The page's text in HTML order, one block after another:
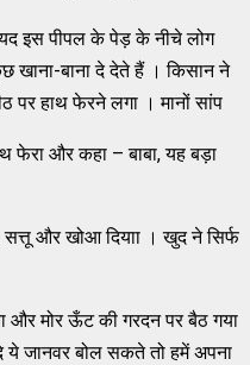
इस पीपल के पेड़ के नीचे लोग
बाना दे देते हैं । किसान ने
पर हाथ फेरने लगा । मानों सांप
फेरा और कहा – बाबा, यह बड़ा
और खोआ दियाा । खुद ने सिर्फ
मोर ऊँट की गरदन पर बैठ गया
ये जानवर बोल सकते तो हमें अपना